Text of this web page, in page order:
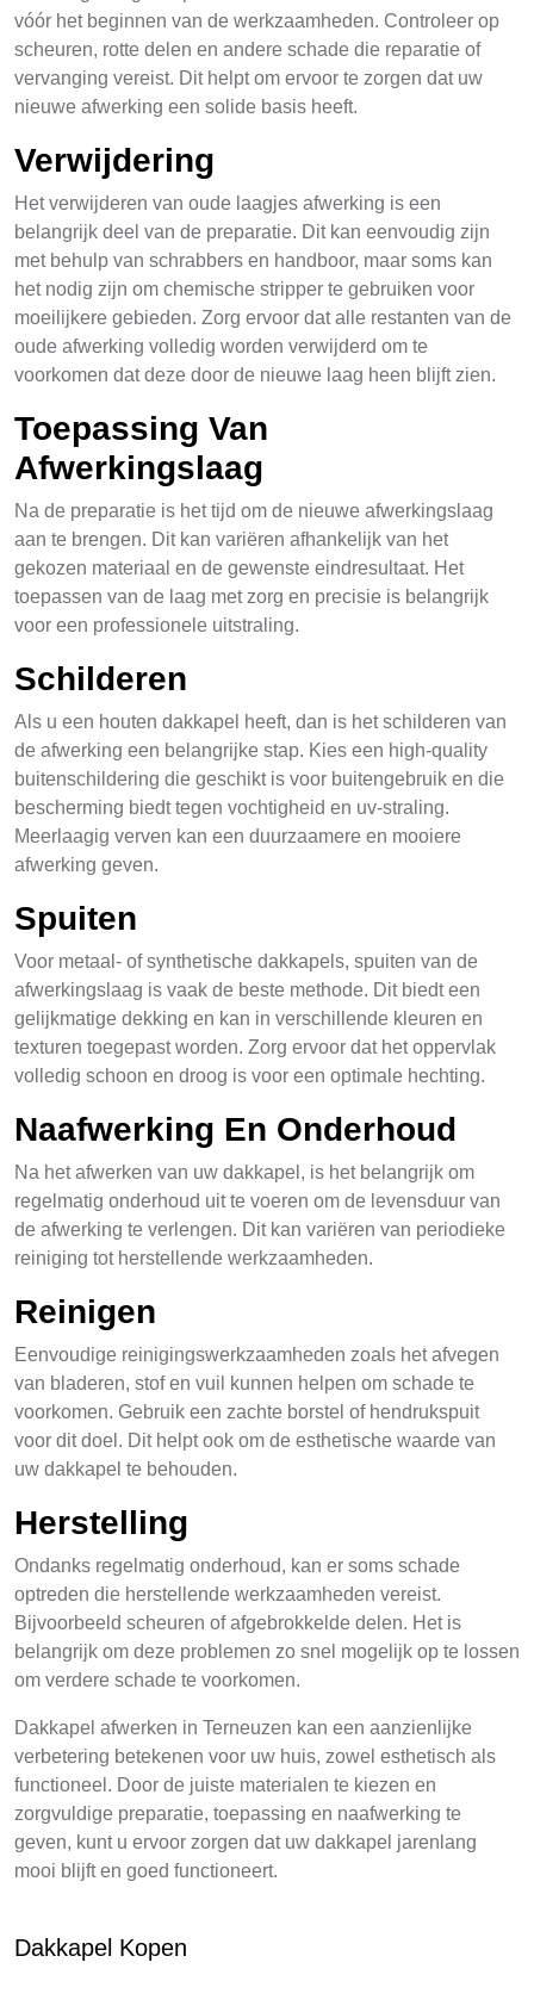
vóór het beginnen van de werkzaamheden. Controleer op
scheuren, rotte delen en andere schade die reparatie of
vervanging vereist. Dit helpt om ervoor te zorgen dat uw
nieuwe afwerking een solide basis heeft.
Verwijdering
Het verwijderen van oude laagjes afwerking is een
belangrijk deel van de preparatie. Dit kan eenvoudig zijn
met behulp van schrabbers en handboor, maar soms kan
het nodig zijn om chemische stripper te gebruiken voor
moeilijkere gebieden. Zorg ervoor dat alle restanten van de
oude afwerking volledig worden verwijderd om te
voorkomen dat deze door de nieuwe laag heen blijft zien.
Toepassing Van
Afwerkingslaag
Na de preparatie is het tijd om de nieuwe afwerkingslaag
aan te brengen. Dit kan variëren afhankelijk van het
gekozen materiaal en de gewenste eindresultaat. Het
toepassen van de laag met zorg en precisie is belangrijk
voor een professionele uitstraling.
Schilderen
Als u een houten dakkapel heeft, dan is het schilderen van
de afwerking een belangrijke stap. Kies een high-quality
buitenschildering die geschikt is voor buitengebruik en die
bescherming biedt tegen vochtigheid en uv-straling.
Meerlaagig verven kan een duurzaamere en mooiere
afwerking geven.
Spuiten
Voor metaal- of synthetische dakkapels, spuiten van de
afwerkingslaag is vaak de beste methode. Dit biedt een
gelijkmatige dekking en kan in verschillende kleuren en
texturen toegepast worden. Zorg ervoor dat het oppervlak
volledig schoon en droog is voor een optimale hechting.
Naafwerking En Onderhoud
Na het afwerken van uw dakkapel, is het belangrijk om
regelmatig onderhoud uit te voeren om de levensduur van
de afwerking te verlengen. Dit kan variëren van periodieke
reiniging tot herstellende werkzaamheden.
Reinigen
Eenvoudige reinigingswerkzaamheden zoals het afvegen
van bladeren, stof en vuil kunnen helpen om schade te
voorkomen. Gebruik een zachte borstel of hendrukspuit
voor dit doel. Dit helpt ook om de esthetische waarde van
uw dakkapel te behouden.
Herstelling
Ondanks regelmatig onderhoud, kan er soms schade
optreden die herstellende werkzaamheden vereist.
Bijvoorbeeld scheuren of afgebrokkelde delen. Het is
belangrijk om deze problemen zo snel mogelijk op te lossen
om verdere schade te voorkomen.
Dakkapel afwerken in Terneuzen kan een aanzienlijke
verbetering betekenen voor uw huis, zowel esthetisch als
functioneel. Door de juiste materialen te kiezen en
zorgvuldige preparatie, toepassing en naafwerking te
geven, kunt u ervoor zorgen dat uw dakkapel jarenlang
mooi blijft en goed functioneert.
Dakkapel Kopen